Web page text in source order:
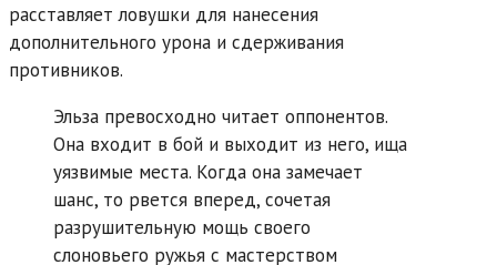
расставляет ловушки для нанесения
дополнительного урона и сдерживания
противников.
Эльза превосходно читает оппонентов.
Она входит в бой и выходит из него, ища
уязвимые места. Когда она замечает
шанс, то рвется вперед, сочетая
разрушительную мощь своего
слоновьего ружья с мастерством